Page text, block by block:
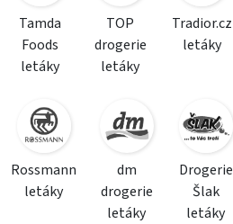
Tamda
Foods
letáky
TOP
drogerie
letáky
Tradior.cz
letáky
Rossmann
letáky
dm
drogerie
letáky
Drogerie
Šlak
letáky